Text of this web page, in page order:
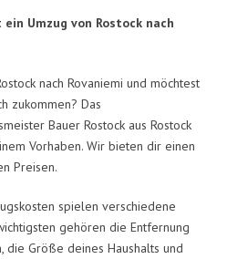
Umzug von Rostock nach
nach Rovaniemi und möchtest
zukommen? Das
Bauer Rostock aus Rostock
Vorhaben. Wir bieten dir einen
Preisen.
spielen verschiedene
gehören die Entfernung
die Größe deines Haushalts und